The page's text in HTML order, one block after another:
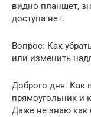
видно планшет,
доступа нет.
Вопрос: Как
или изменить
Доброго дня. Как
прямоугольник и
Даже не знаю как